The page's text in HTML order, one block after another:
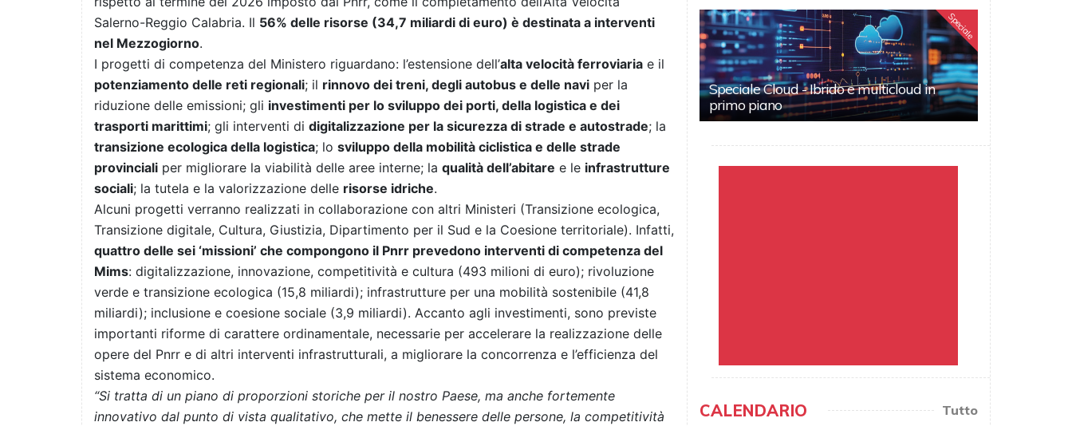
Salerno-Reggio Calabria. Il 56% delle risorse (34,7 miliardi di euro) è destinata a interventi
nel Mezzogiorno.
I progetti di competenza del Ministero riguardano: l’estensione dell’alta velocità ferroviaria e il
potenziamento delle reti regionali; il rinnovo dei treni, degli autobus e delle navi per la
riduzione delle emissioni; gli investimenti per lo sviluppo dei porti, della logistica e dei
trasporti marittimi; gli interventi di digitalizzazione per la sicurezza di strade e autostrade; la
transizione ecologica della logistica; lo sviluppo della mobilità ciclistica e delle strade
provinciali per migliorare la viabilità delle aree interne; la qualità dell’abitare e le infrastrutture
sociali; la tutela e la valorizzazione delle risorse idriche.
Alcuni progetti verranno realizzati in collaborazione con altri Ministeri (Transizione ecologica,
Transizione digitale, Cultura, Giustizia, Dipartimento per il Sud e la Coesione territoriale). Infatti,
quattro delle sei ‘missioni’ che compongono il Pnrr prevedono interventi di competenza del
Mims: digitalizzazione, innovazione, competitività e cultura (493 milioni di euro); rivoluzione
verde e transizione ecologica (15,8 miliardi); infrastrutture per una mobilità sostenibile (41,8
miliardi); inclusione e coesione sociale (3,9 miliardi). Accanto agli investimenti, sono previste
importanti riforme di carattere ordinamentale, necessarie per accelerare la realizzazione delle
opere del Pnrr e di altri interventi infrastrutturali, a migliorare la concorrenza e l’efficienza del
sistema economico.
“Si tratta di un piano di proporzioni storiche per il nostro Paese, ma anche fortemente
innovativo dal punto di vista qualitativo, che mette il benessere delle persone, la competitività
Speciale
Speciale Cloud - Ibrido e multicloud in
primo piano
CALENDARIO Tutto